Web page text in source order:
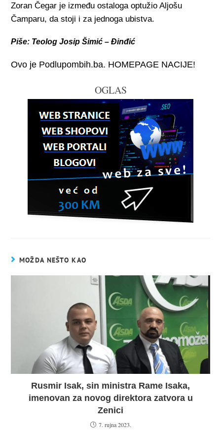
Zoran Čegar je između ostaloga optužio Aljošu
Čamparu, da stoji i za jednoga ubistva.
Piše: Teolog Josip Šimić – Đinđić
Ovo je Podlupombih.ba. HOMEPAGE NACIJE!
OGLAS
MOŽDA NEŠTO KAO
Rusmir Isak, sin ministra Rame Isaka,
imenovan za novog direktora zatvora u
Zenici
7. rujna 2023.